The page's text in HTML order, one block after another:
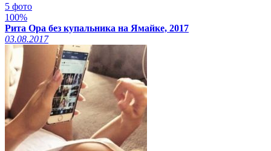
5 фото
100%
Рита Ора без купальника на Ямайке, 2017
03.08.2017